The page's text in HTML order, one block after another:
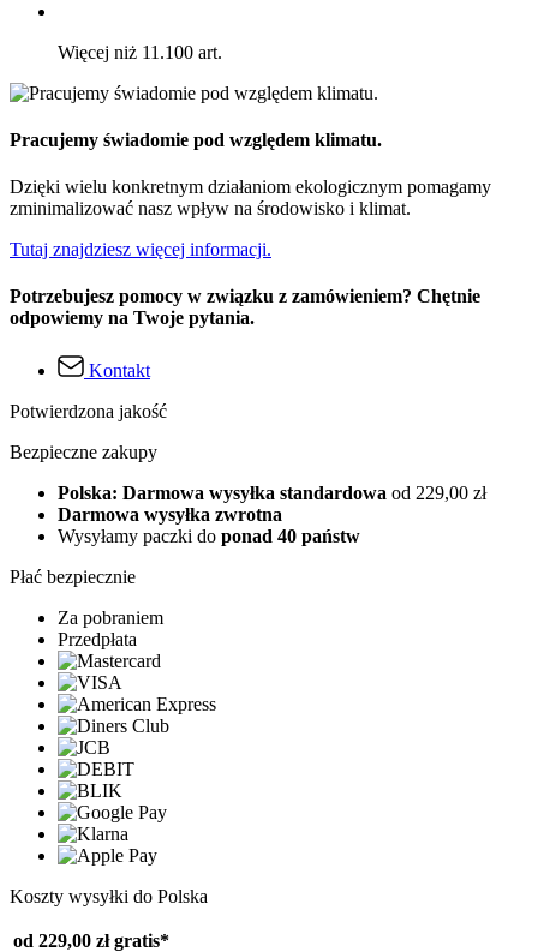
Więcej niż 11.100 art.
Pracujemy świadomie pod względem klimatu.
Dzięki wielu konkretnym działaniom ekologicznym pomagamy
zminimalizować nasz wpływ na środowisko i klimat.
Tutaj znajdziesz więcej informacji.
Potrzebujesz pomocy w związku z zamówieniem? Chętnie
odpowiemy na Twoje pytania.
Kontakt
Potwierdzona jakość
Bezpieczne zakupy
Polska: Darmowa wysyłka standardowa od 229,00 zł
Darmowa wysyłka zwrotna
Wysyłamy paczki do ponad 40 państw
Płać bezpiecznie
Za pobraniem
Przedpłata
Koszty wysyłki do Polska
od 229,00 zł gratis*